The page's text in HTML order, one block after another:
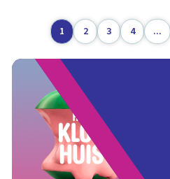
1 2 3 4 ...